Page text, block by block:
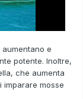
e
potente. Inoltre,
, che aumenta
imparare mosse